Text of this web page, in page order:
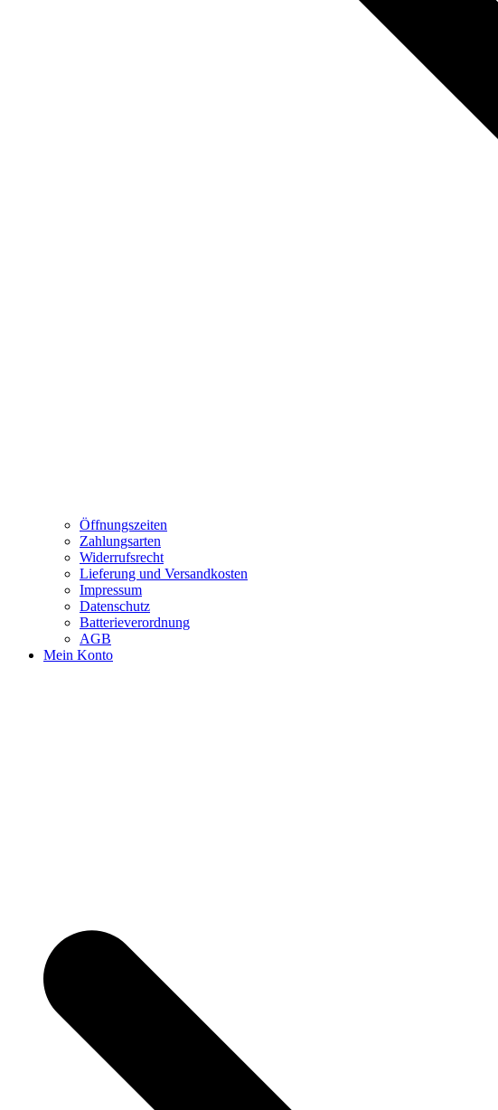
Öffnungszeiten
Zahlungsarten
Widerrufsrecht
Lieferung und Versandkosten
Impressum
Datenschutz
Batterieverordnung
AGB
Mein Konto